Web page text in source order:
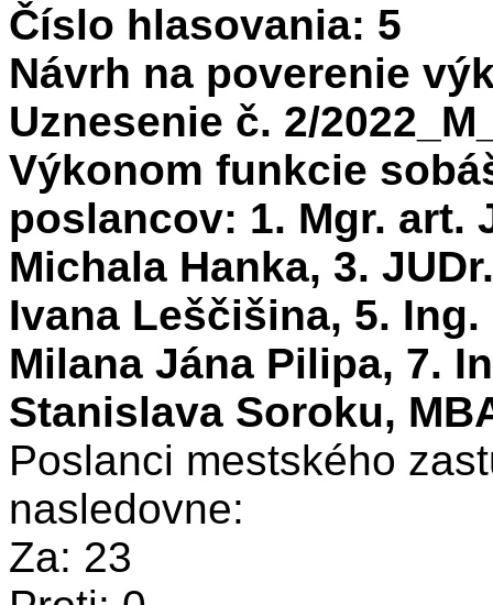
Číslo hlasovania: 5
Návrh na poverenie
Uznesenie č. 2/
Výkonom funkcie
poslancov: 1. Mgr. art.
Michala Hanka, 3.
Ivana Leščišina, 5.
Milana Jána Pilipa, 7.
Stanislava Soroku,
Poslanci mestského
nasledovne:
Za: 23